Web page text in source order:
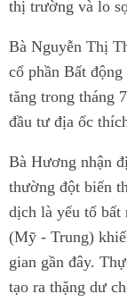
thị trường và lo
Bà Nguyễn Thị
cổ phần Bất
tăng trong tháng
đầu tư địa ốc
Bà Hương nhận
thường đột biến
dịch là yếu tố
(Mỹ - Trung)
gian gần đây.
tạo ra thặng dư